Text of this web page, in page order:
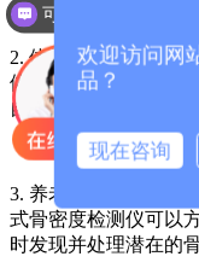
2. 体检中心：在体检
体检项目之一，为更
自己的骨骼健康状况。
3. 养老院和家庭：对
式骨密度检测仪可以
时发现并处理潜在的
欢迎访问网
品？
现在咨询